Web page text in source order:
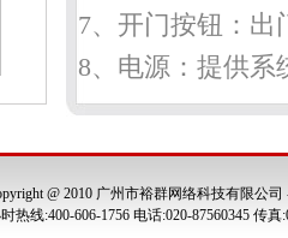
7、开门按钮：出
8、电源：提供系
@ 2010 广州市裕群网络科技有限公司
热线:400-606-1756 电话:020-87560345 传